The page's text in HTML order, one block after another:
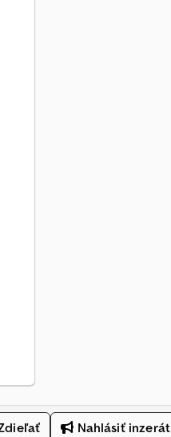
Nahlásiť inzerát